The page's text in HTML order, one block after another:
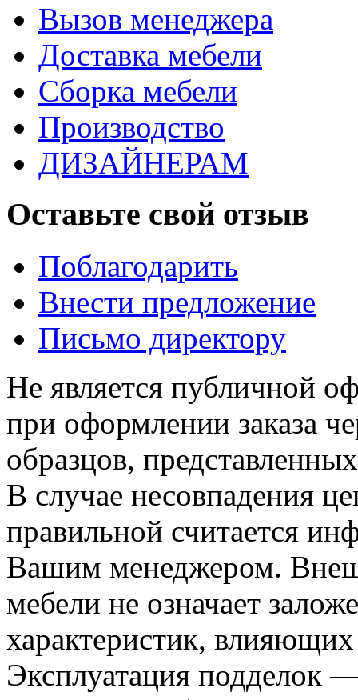
Вызов менеджера
Доставка мебели
Сборка мебели
Производство
ДИЗАЙНЕРАМ
Оставьте свой отзыв
Поблагодарить
Внести предложение
Письмо директору
Не является публичной
при оформлении заказа
образцов,
В случае несовпадения
правильной считается
Вашим менеджером.
мебели не означает
характеристик, влияющих
Эксплуатация подделок